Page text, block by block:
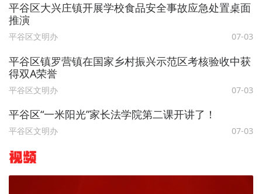
平谷区大兴庄镇开展学校食品安全事故应急处置桌面
推演
平谷区文明办 07-03
平谷区镇罗营镇在国家乡村振兴示范区考核验收中获
得双A荣誉
平谷区文明办 07-03
平谷区“一米阳光”家长法学院第二课开讲了！
平谷区文明办 07-03
视频